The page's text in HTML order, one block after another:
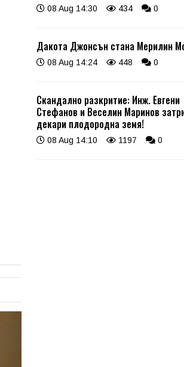
08 Aug 14:30 434 0
Дакота Джонсън стана Мерилин
08 Aug 14:24 448 0
Скандално разкритие: Инж. Евгени
Стефанов и Веселин Маринов
декари плодородна земя!
08 Aug 14:10 1197 0